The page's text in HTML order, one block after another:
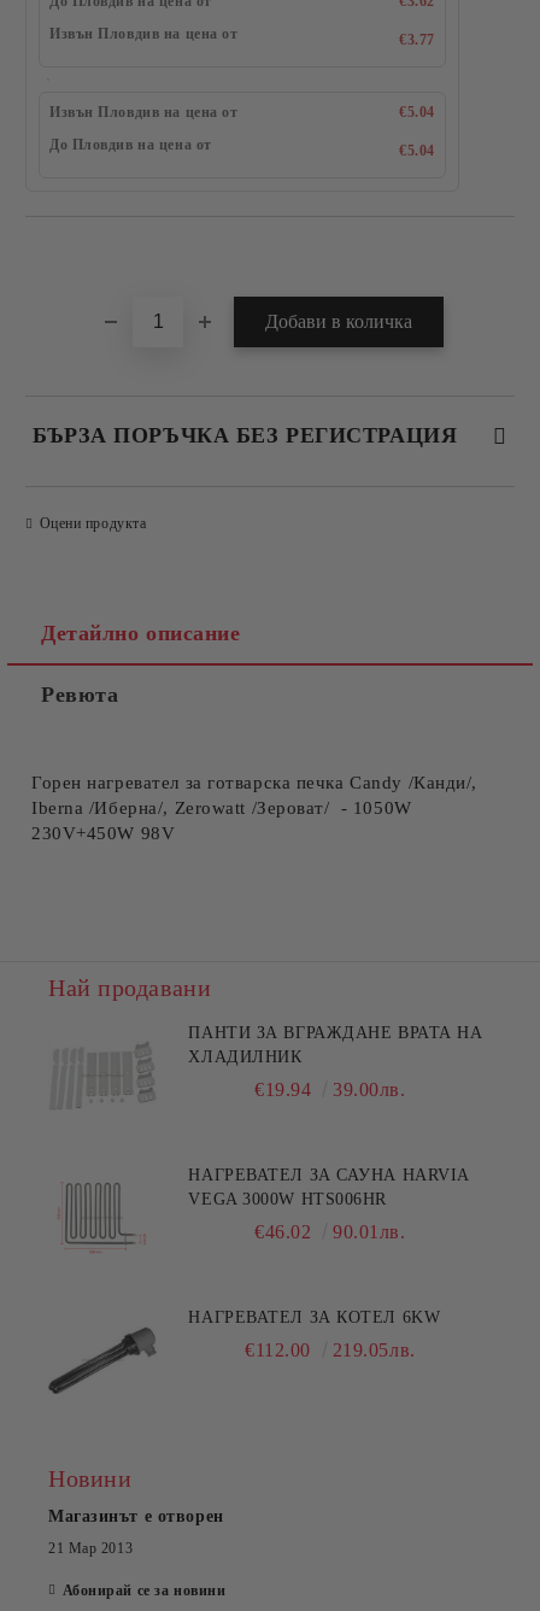
Извън Пловдив на цена от
€3.77
Извън Пловдив на цена от
€5.04
До Пловдив на цена от
€5.04
БЪРЗА ПОРЪЧКА БЕЗ РЕГИСТРАЦИЯ
Оцени продукта
Детайлно описание
Ревюта
Горен нагревател за готварска печка Candy /Канди/,
Iberna /Иберна/, Zerowatt /Зероват/ - 1050W
230V+450W 98V
Най продавани
ПАНТИ ЗА ВГРАЖДАНЕ ВРАТА НА
ХЛАДИЛНИК
€19.94 39.00лв.
НАГРЕВАТЕЛ ЗА САУНА HARVIA
VEGA 3000W HTS006HR
€46.02 90.01лв.
НАГРЕВАТЕЛ ЗА КОТЕЛ 6KW
€112.00 219.05лв.
Новини
Магазинът е отворен
21 Мар 2013
Абонирай се за новини